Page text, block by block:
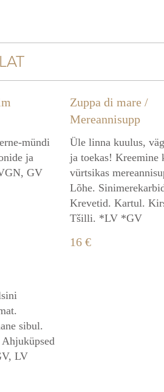
mündi
ja
GV
Zuppa di mare /
Mereannisupp
Üle linna kuulus,
ja toekas! Kreemine
vürtsikas
Lõhe.
Krevetid. Kartul.
Tšilli. *LV *GV
16 €
sibul.
LV